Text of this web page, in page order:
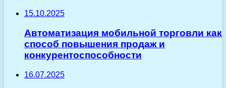
15.10.2025
Автоматизация мобильной торговли как
способ повышения продаж и
конкурентоспособности
16.07.2025